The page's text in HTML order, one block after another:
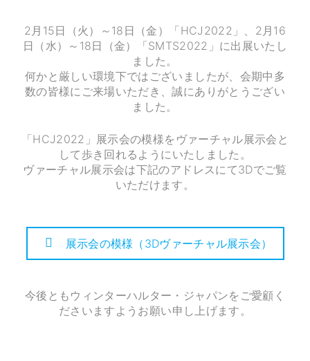
2月15日（火）～18日（金）「HCJ2022」、2月16
日（水）～18日（金）「SMTS2022」に出展いたし
ました。
何かと厳しい環境下ではございましたが、会期中多
数の皆様にご来場いただき、誠にありがとうござい
ました。
「HCJ2022」展示会の模様をヴァーチャル展示会と
して歩き回れるようにいたしました。
ヴァーチャル展示会は下記のアドレスにて3Dでご覧
いただけます。
展示会の模様（3Dヴァーチャル展示会）
今後ともウィンターハルター・ジャパンをご愛顧く
ださいますようお願い申し上げます。